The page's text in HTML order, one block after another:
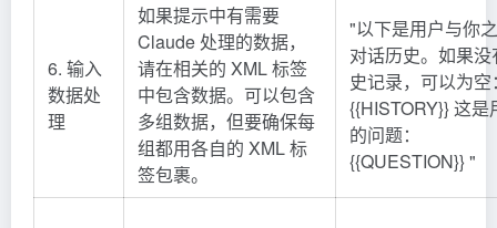
6. 输入
数据处
理
如果提示中有需要
Claude 处理的数据，
请在相关的 XML 标签
中包含数据。可以包含
多组数据，但要确保每
组都用各自的 XML 标
签包裹。
"以下是用户与你
对话历史。如果没
史记录，可以为空
{{HISTORY}} 这是
的问题：
{{QUESTION}} "